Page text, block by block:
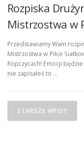
Rozpiska
Mistrzostwa w
Przedstawiamy Wam
Mistrzostwa w Piłce
Ropczycach! Emocji
nie zapisałeś to …
Nawigacja po
STARSZE WPISY